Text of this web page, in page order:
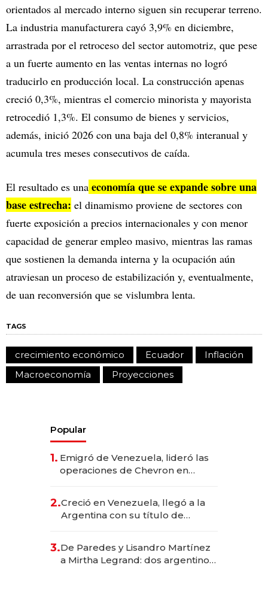
orientados al mercado interno siguen sin recuperar terreno.
La industria manufacturera cayó 3,9% en diciembre,
arrastrada por el retroceso del sector automotriz, que pese
a un fuerte aumento en las ventas internas no logró
traducirlo en producción local. La construcción apenas
creció 0,3%, mientras el comercio minorista y mayorista
retrocedió 1,3%. El consumo de bienes y servicios,
además, inició 2026 con una baja del 0,8% interanual y
acumula tres meses consecutivos de caída.
El resultado es una economía que se expande sobre una
base estrecha: el dinamismo proviene de sectores con
fuerte exposición a precios internacionales y con menor
capacidad de generar empleo masivo, mientras las ramas
que sostienen la demanda interna y la ocupación aún
atraviesan un proceso de estabilización y, eventualmente,
de uan reconversión que se vislumbra lenta.
TAGS
crecimiento económico Ecuador
Inflación
Macroeconomía
Proyecciones
Popular
1. Emigró de Venezuela, lideró las
operaciones de Chevron en
2.Creció en Venezuela, llegó a la
Argentina con su título de
las marcas "fast premium"
3.De Paredes y Lisandro Martínez
a Mirtha Legrand: dos argentinos